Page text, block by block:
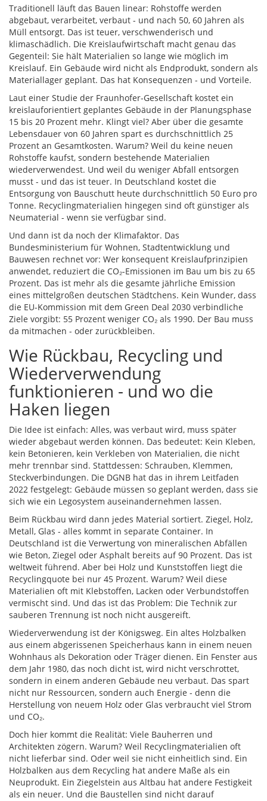
Traditionell läuft das Bauen linear: Rohstoffe werden
abgebaut, verarbeitet, verbaut - und nach 50, 60 Jahren als
Müll entsorgt. Das ist teuer, verschwenderisch und
klimaschädlich. Die Kreislaufwirtschaft macht genau das
Gegenteil: Sie hält Materialien so lange wie möglich im
Kreislauf. Ein Gebäude wird nicht als Endprodukt, sondern als
Materiallager geplant. Das hat Konsequenzen - und Vorteile.
Laut einer Studie der Fraunhofer-Gesellschaft kostet ein
kreislauforientiert geplantes Gebäude in der Planungsphase
15 bis 20 Prozent mehr. Klingt viel? Aber über die gesamte
Lebensdauer von 60 Jahren spart es durchschnittlich 25
Prozent an Gesamtkosten. Warum? Weil du keine neuen
Rohstoffe kaufst, sondern bestehende Materialien
wiederverwendest. Und weil du weniger Abfall entsorgen
musst - und das ist teuer. In Deutschland kostet die
Entsorgung von Bauschutt heute durchschnittlich 50 Euro pro
Tonne. Recyclingmaterialien hingegen sind oft günstiger als
Neumaterial - wenn sie verfügbar sind.
Und dann ist da noch der Klimafaktor. Das
Bundesministerium für Wohnen, Stadtentwicklung und
Bauwesen rechnet vor: Wer konsequent Kreislaufprinzipien
anwendet, reduziert die CO₂-Emissionen im Bau um bis zu 65
Prozent. Das ist mehr als die gesamte jährliche Emission
eines mittelgroßen deutschen Städtchens. Kein Wunder, dass
die EU-Kommission mit dem Green Deal 2030 verbindliche
Ziele vorgibt: 55 Prozent weniger CO₂ als 1990. Der Bau muss
da mitmachen - oder zurückbleiben.
Wie Rückbau, Recycling und
Wiederverwendung
funktionieren - und wo die
Haken liegen
Die Idee ist einfach: Alles, was verbaut wird, muss später
wieder abgebaut werden können. Das bedeutet: Kein Kleben,
kein Betonieren, kein Verkleben von Materialien, die nicht
mehr trennbar sind. Stattdessen: Schrauben, Klemmen,
Steckverbindungen. Die DGNB hat das in ihrem Leitfaden
2022 festgelegt: Gebäude müssen so geplant werden, dass sie
sich wie ein Legosystem auseinandernehmen lassen.
Beim Rückbau wird dann jedes Material sortiert. Ziegel, Holz,
Metall, Glas - alles kommt in separate Container. In
Deutschland ist die Verwertung von mineralischen Abfällen
wie Beton, Ziegel oder Asphalt bereits auf 90 Prozent. Das ist
weltweit führend. Aber bei Holz und Kunststoffen liegt die
Recyclingquote bei nur 45 Prozent. Warum? Weil diese
Materialien oft mit Klebstoffen, Lacken oder Verbundstoffen
vermischt sind. Und das ist das Problem: Die Technik zur
sauberen Trennung ist noch nicht ausgereift.
Wiederverwendung ist der Königsweg. Ein altes Holzbalken
aus einem abgerissenen Speicherhaus kann in einem neuen
Wohnhaus als Dekoration oder Träger dienen. Ein Fenster aus
dem Jahr 1980, das noch dicht ist, wird nicht verschrottet,
sondern in einem anderen Gebäude neu verbaut. Das spart
nicht nur Ressourcen, sondern auch Energie - denn die
Herstellung von neuem Holz oder Glas verbraucht viel Strom
und CO₂.
Doch hier kommt die Realität: Viele Bauherren und
Architekten zögern. Warum? Weil Recyclingmaterialien oft
nicht lieferbar sind. Oder weil sie nicht einheitlich sind. Ein
Holzbalken aus dem Recycling hat andere Maße als ein
Neuprodukt. Ein Ziegelstein aus Altbau hat andere Festigkeit
als ein neuer. Und die Baustellen sind nicht darauf